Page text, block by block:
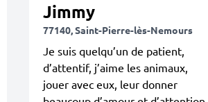
Jimmy
77140, Saint-Pierre-lès-Nemours
Je suis quelqu’un de patient,
d’attentif, j’aime les animaux,
jouer avec eux, leur donner